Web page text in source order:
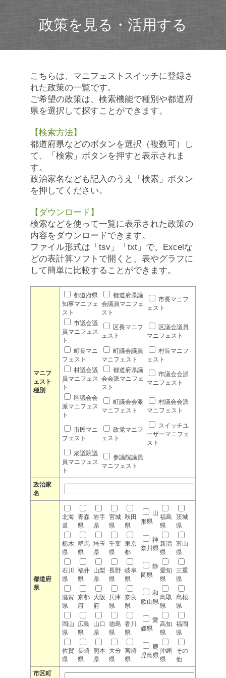
政策を見る・活用する
こちらは、マニフェストスイッチに登録さ
れた政策の一覧です。
ご希望の政策は、検索機能で種別や都道府
県を選択して探すことができます。
【検索方法】
都道府県などのボタンを選択（複数可）し
て、「検索」ボタンを押すと表示されま
す。
政治家名なども記入のうえ「検索」ボタン
を押してください。
【ダウンロード】
検索などを使って一覧に表示された政策の
内容をダウンロードできます。
ファイル形式は「tsv」「txt」で、Excelな
どの表計算ソフトで開くと、表やグラフに
して簡単に比較することができます。
マニフ
ェスト
種別
都道府県
知事マニフェ
スト
都道府県議
会議員マニフェ
スト
市長マニフ
ェスト
市議会議
員マニフェス
ト
区長マニフ
ェスト
区議会議員
マニフェスト
町長マニ
フェスト
町議会議員
マニフェスト
村長マニフ
ェスト
村議会議
員マニフェス
ト
都道府県議
会会派マニフェ
スト
市議会会派
マニフェスト
区議会会
派マニフェス
ト
町議会会派
マニフェスト
村議会会派
マニフェスト
市民マニ
フェスト
政党マニフ
ェスト
スイッチユ
ーザーマニフェ
スト
衆議院議
員マニフェス
ト
参議院議員
マニフェスト
政治家
名
都道府
県
北海
道
青森
県
岩手
県
宮城
県
秋田
県
山
形県
福島
県
茨城
県
栃木
県
群馬
県
埼玉
県
千葉
県
東京
都
神
奈川県
新潟
県
富山
県
石川
県
福井
県
山梨
県
長野
県
岐阜
県
静
岡県
愛知
県
三重
県
滋賀
県
京都
府
大阪
府
兵庫
県
奈良
県
和
歌山県
鳥取
県
島根
県
岡山
県
広島
県
山口
県
徳島
県
香川
県
愛
媛県
高知
県
福岡
県
佐賀
県
長崎
県
熊本
県
大分
県
宮崎
県
鹿
児島県
沖縄
県
その
他
市区町